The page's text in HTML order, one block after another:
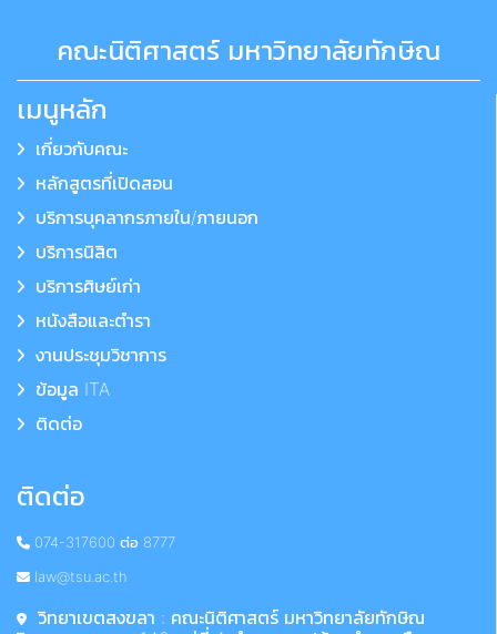
คณะนิติศาสตร์ มหาวิทยาลัยทักษิณ
เมนูหลัก
เกี่ยวกับคณะ
หลักสูตรที่เปิดสอน
บริการบุคลากรภายใน/ภายนอก
บริการนิสิต
บริการศิษย์เก่า
หนังสือและตำรา
งานประชุมวิชาการ
ข้อมูล ITA
ติดต่อ
ติดต่อ
074-317600 ต่อ 8777
law@tsu.ac.th
วิทยาเขตสงขลา : คณะนิติศาสตร์ มหาวิทยาลัยทักษิณ